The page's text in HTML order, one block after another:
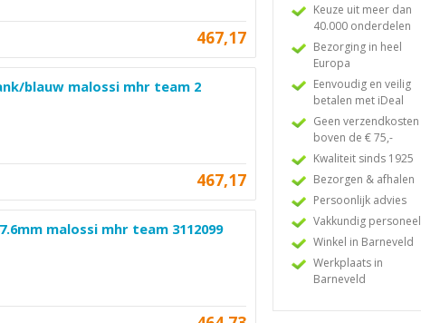
467,17
blauw malossi mhr team 2
467,17
malossi mhr team 3112099
Keuze uit meer dan
40.000 onderdelen
Bezorging in heel
Europa
Eenvoudig en veilig
betalen met iDeal
Geen verzendkosten
boven de € 75,-
Kwaliteit sinds 1925
Bezorgen & afhalen
Persoonlijk advies
Vakkundig personeel
Winkel in Barneveld
Werkplaats in
Barneveld